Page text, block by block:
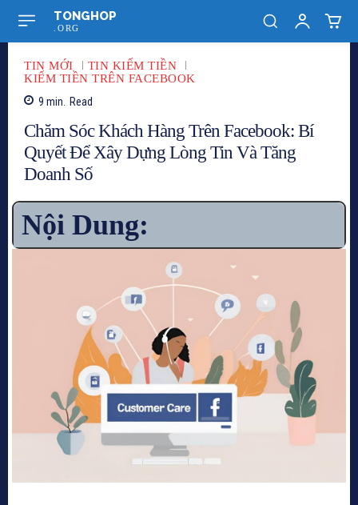
TONGHOP
.ORG
TIN MỚI
TIN KIẾM TIỀN
KIẾM TIỀN TRÊN FACEBOOK
9 min. Read
Chăm Sóc Khách Hàng Trên Facebook: Bí
Quyết Để Xây Dựng Lòng Tin Và Tăng
Doanh Số
Nội Dung: